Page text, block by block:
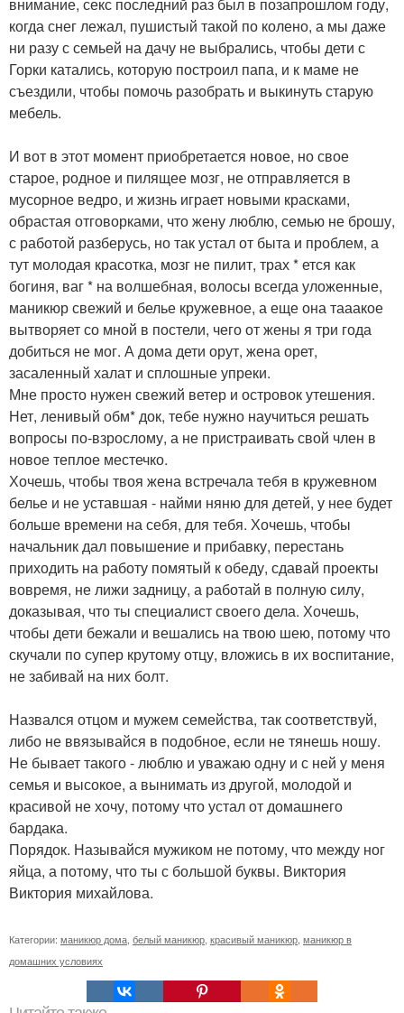
когда снег лежал, пушистый такой по колено, а мы даже
ни разу с семьей на дачу не выбрались, чтобы дети с
Горки катались, которую построил папа, и к маме не
съездили, чтобы помочь разобрать и выкинуть старую
мебель.
И вот в этот момент приобретается новое, но свое
старое, родное и пилящее мозг, не отправляется в
мусорное ведро, и жизнь играет новыми красками,
обрастая отговорками, что жену люблю, семью не брошу,
с работой разберусь, но так устал от быта и проблем, а
тут молодая красотка, мозг не пилит, трах * ется как
богиня, ваг * на волшебная, волосы всегда уложенные,
маникюр свежий и белье кружевное, а еще она тааакое
вытворяет со мной в постели, чего от жены я три года
добиться не мог. А дома дети орут, жена орет,
засаленный халат и сплошные упреки.
Мне просто нужен свежий ветер и островок утешения.
Нет, ленивый обм* док, тебе нужно научиться решать
вопросы по-взрослому, а не пристраивать свой член в
новое теплое местечко.
Хочешь, чтобы твоя жена встречала тебя в кружевном
белье и не уставшая - найми няню для детей, у нее будет
больше времени на себя, для тебя. Хочешь, чтобы
начальник дал повышение и прибавку, перестань
приходить на работу помятый к обеду, сдавай проекты
вовремя, не лижи задницу, а работай в полную силу,
доказывая, что ты специалист своего дела. Хочешь,
чтобы дети бежали и вешались на твою шею, потому что
скучали по супер крутому отцу, вложись в их воспитание,
не забивай на них болт.
Назвался отцом и мужем семейства, так соответствуй,
либо не ввязывайся в подобное, если не тянешь ношу.
Не бывает такого - люблю и уважаю одну и с ней у меня
семья и высокое, а вынимать из другой, молодой и
красивой не хочу, потому что устал от домашнего
бардака.
Порядок. Называйся мужиком не потому, что между ног
яйца, а потому, что ты с большой буквы. Виктория
Виктория михайлова.
Категории: маникюр дома белый маникюр красивый маникюр маникюр в
домашних условиях